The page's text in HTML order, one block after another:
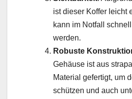
ist dieser Koffer leicht
kann im Notfall
werden.
Robuste
Gehäuse ist aus
Material gefertigt, um
schützen und auch